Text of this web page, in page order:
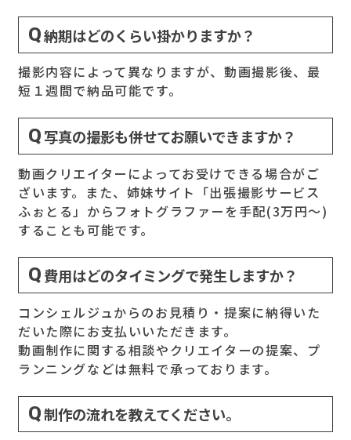
納期はどのくらい掛かりますか？
撮影内容によって異なりますが、動画撮影後、最
短１週間で納品可能です。
写真の撮影も併せてお願いできますか？
動画クリエイターによってお受けできる場合がご
ざいます。また、姉妹サイト「出張撮影サービス
ふぉとる」からフォトグラファーを手配(3万円～)
することも可能です。
費用はどのタイミングで発生しますか？
コンシェルジュからのお見積り・提案に納得いた
だいた際にお支払いいただきます。
動画制作に関する相談やクリエイターの提案、プ
ランニングなどは無料で承っております。
制作の流れを教えてください。